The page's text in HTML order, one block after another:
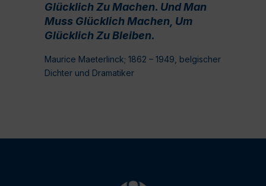
Glücklich Zu Machen. Und Man
Muss Glücklich Machen, Um
Glücklich Zu Bleiben.
Maurice Maeterlinck; 1862 – 1949, belgischer
Dichter und Dramatiker